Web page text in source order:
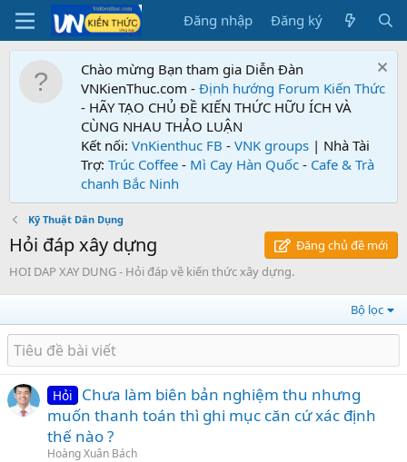
Đăng nhập Đăng ký
Chào mừng Bạn tham gia Diễn Đàn
VNKienThuc.com - Định hướng Forum Kiến Thức
- HÃY TẠO CHỦ ĐỀ KIẾN THỨC HỮU ÍCH VÀ
CÙNG NHAU THẢO LUẬN
Kết nối: VnKienthuc FB - VNK groups | Nhà Tài
Trợ: Trúc Coffee - Mì Cay Hàn Quốc - Cafe & Trà
chanh Bắc Ninh
Kỹ Thuật Dân Dụng
Hỏi đáp xây dựng
Đăng chủ đề mới
HOI DAP XAY DUNG - Hỏi đáp về kiến thức xây dựng.
Bộ lọc
Hỏi
Chưa làm biên bản nghiệm thu nhưng
muốn thanh toán thì ghi mục căn cứ xác định
thế nào ?
Hoàng Xuân Bách